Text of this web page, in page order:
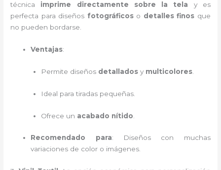
técnica imprime directamente sobre la tela y es
perfecta para diseños fotográficoso detalles finos que
no pueden bordarse.
Ventajas:
Permite diseños detalladosy multicolores.
Ideal para tiradas pequeñas.
Ofrece un acabado nítido
Recomendado para: Diseños con muchas
variaciones de color o imágenes.